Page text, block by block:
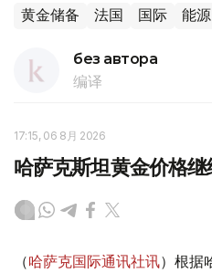
黄金储备 法国 国际 能源
без автора
编译
17:15, 06 8月 2026
哈萨克斯坦黄金价格
（哈萨克国际通讯社讯）根据